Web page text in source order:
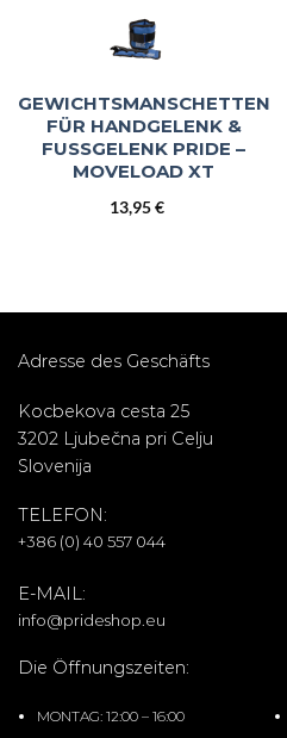
GEWICHTSMANSCHETTEN
FÜR HANDGELENK &
FUSSGELENK PRIDE – M
OVELOAD XT
13,95€
Adresse des Geschäfts
Kocbekova cesta 25
3202 Ljubečna pri Celju
Slovenija
TELEFON:
+386 (0) 40 557 044
E-MAIL:
info@prideshop.eu
Die Öffnungszeiten:
MONTAG: 12:00 – 16:00